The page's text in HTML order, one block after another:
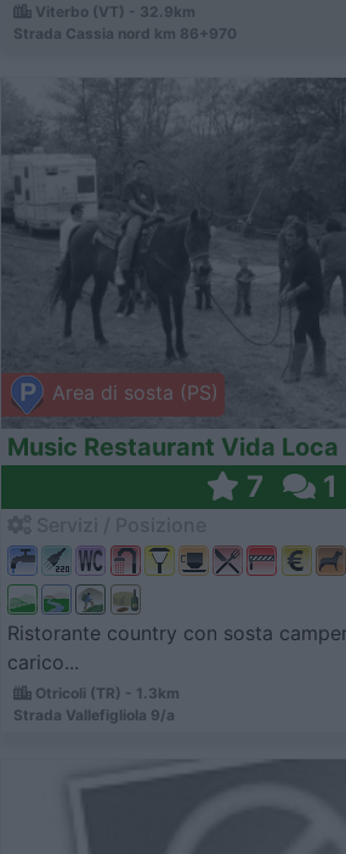
Viterbo (VT) - 32.9km
Strada Cassia nord km 86+970
Area di sosta (PS)
Music Restaurant Vida
7 1
Ristorante country con sosta
carico...
Otricoli (TR) - 1.3km
Strada Vallefigliola 9/a